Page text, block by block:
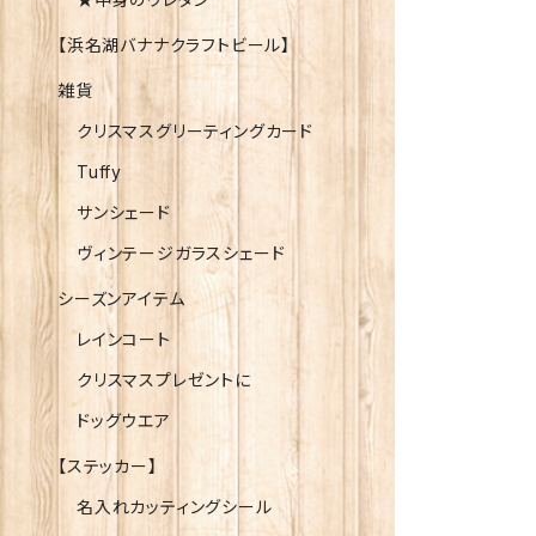
【浜名湖バナナクラフトビール】
雑貨
クリスマスグリーティングカード
Tuffy
サンシェード
ヴィンテージガラスシェード
シーズンアイテム
レインコート
クリスマスプレゼントに
ドッグウエア
【ステッカー】
名入れカッティングシール